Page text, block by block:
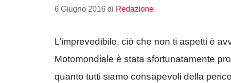
6 Giugno 2016 di Redazione
L’imprevedibile, ciò che non ti aspetti è
Motomondiale è stata sfortunatamente
quanto tutti siamo consapevoli della